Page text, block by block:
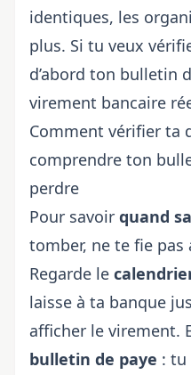
identiques, les
plus. Si tu veux
d’abord ton bulletin
virement bancaire
Comment vérifier ta
comprendre ton
perdre
Pour savoir quand
tomber, ne te fie
Regarde le
laisse à ta banque
afficher le virement.
bulletin de paye : tu